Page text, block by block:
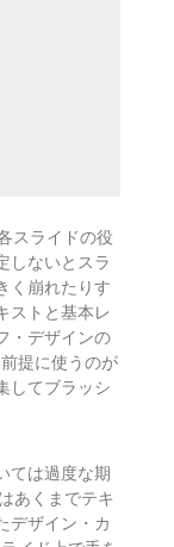
スライドの役
しないとスラ
く崩れたりす
ストと基本レ
・デザインの
提に使うのが
してブラッシ
ては過度な期
あくまでテキ
デザイン・カ